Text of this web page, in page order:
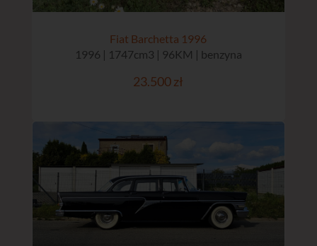
Fiat Barchetta 1996
1996 | 1747cm3 | 96KM | benzyna
23.500 zł